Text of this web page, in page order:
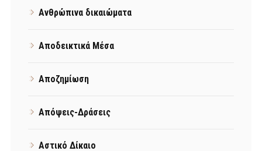
Ανθρώπινα δικαιώματα
Αποδεικτικά Μέσα
Αποζημίωση
Απόψεις-Δράσεις
Αστικό Δίκαιο